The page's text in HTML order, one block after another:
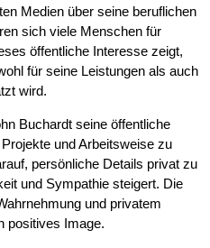
Medien über seine beruflichen
sich viele Menschen für
öffentliche Interesse zeigt,
für seine Leistungen als auch
wird.
Buchardt seine öffentliche
und Arbeitsweise zu
persönliche Details privat zu
und Sympathie steigert. Die
und privatem
positives Image.